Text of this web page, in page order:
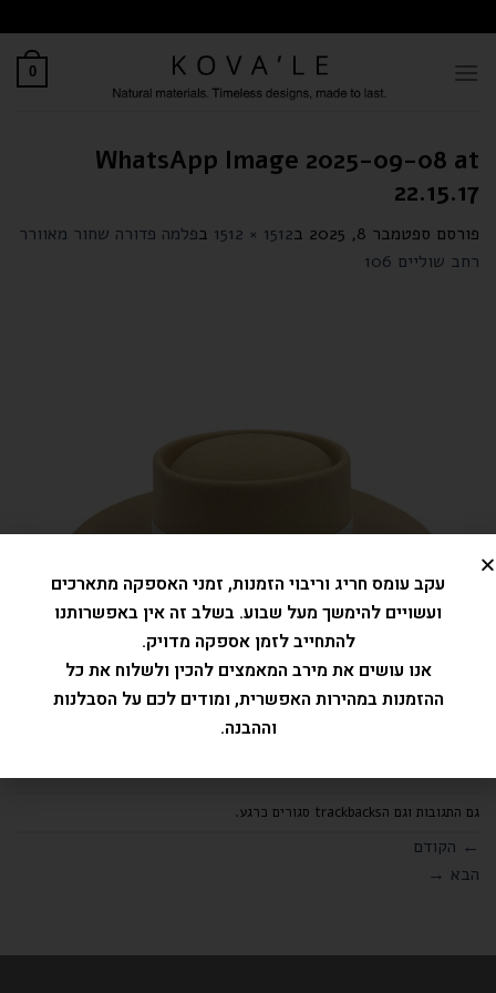
0
WhatsApp Image 2025-09-08 at
22.15.17
פורסם ספטמבר 8, 2025 ב1512 × 1512 בפלמה פדורה שחור מאוורר
רחב שוליים 106
גם התגובות וגם הtrackbacks סגורים כרגע.
← הקודם
הבא →
עקב עומס חריג וריבוי הזמנות, זמני האספקה מתארכים
ועשויים להימשך מעל שבוע. בשלב זה אין באפשרותנו
להתחייב לזמן אספקה מדויק.
אנו עושים את מירב המאמצים להכין ולשלוח את כל
ההזמנות במהירות האפשרית, ומודים לכם על הסבלנות
וההבנה.